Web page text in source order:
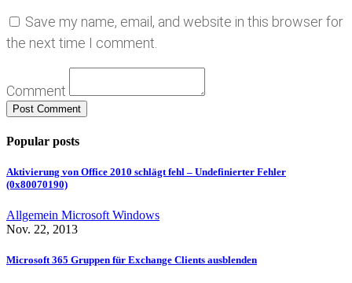
Save my name, email, and website in this browser for
the next time I comment.
Comment
Popular posts
Aktivierung von Office 2010 schlägt fehl – Undefinierter Fehler
(0x80070190)
Allgemein Microsoft Windows
Nov. 22, 2013
Microsoft 365 Gruppen für Exchange Clients ausblenden